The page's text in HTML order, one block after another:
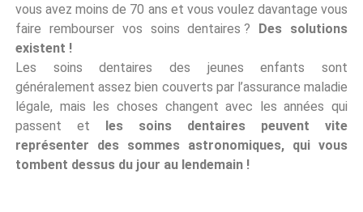
vous avez moins de 70 ans et vous voulez davantage vous
faire rembourser vos soins dentaires ? Des solutions
existent !
Les soins dentaires des jeunes enfants sont
généralement assez bien couverts par l’assurance maladie
légale, mais les choses changent avec les années qui
passent et les soins dentaires peuvent vite
représenter des sommes astronomiques, qui vous
tombent dessus du jour au lendemain !